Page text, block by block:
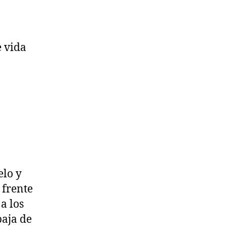
vida
y
frente
los
de